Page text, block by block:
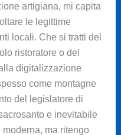
artigiana, mi capita
le legittime
locali. Che si tratti del
ristoratore o del
digitalizzazione
come montagne
del legislatore di
e inevitabile
ma ritengo